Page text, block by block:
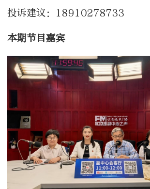
投诉建议：18910278733
本期节目嘉宾